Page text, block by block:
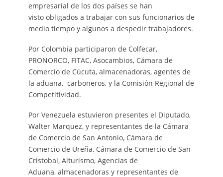
empresarial de los dos países se han
visto obligados a trabajar con sus funcionarios de
medio tiempo y algunos a despedir trabajadores.
Por Colombia participaron de Colfecar,
PRONORCO, FITAC, Asocambios, Cámara de
Comercio de Cúcuta, almacenadoras, agentes de
la aduana, carboneros, y la Comisión Regional de
Competitividad.
Por Venezuela estuvieron presentes el Diputado,
Walter Marquez, y representantes de la Cámara
de Comercio de San Antonio, Cámara de
Comercio de Ureña, Cámara de Comercio de San
Cristobal, Alturismo, Agencias de
Aduana, almacenadoras y representantes de